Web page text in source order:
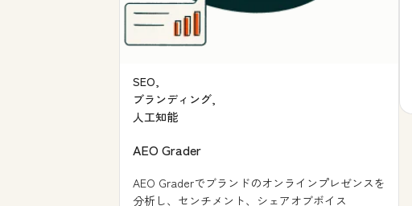
SEO,
ブランディング,
人工知能
AEO Grader
AEO Graderでブランドのオンラインプレゼンスを
分析し、センチメント、シェアオブボイス